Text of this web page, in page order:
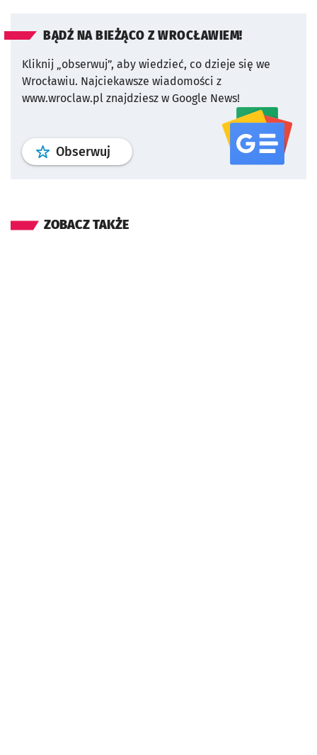
BĄDŹ NA BIEŻĄCO Z WROCŁAWIEM!
Kliknij „obserwuj”, aby wiedzieć, co dzieje się we
Wrocławiu. Najciekawsze wiadomości z
www.wroclaw.pl znajdziesz w Google News!
Obserwuj profil serwisu
ZOBACZ TAKŻE